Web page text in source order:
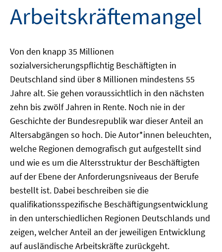
Arbeitskräftemangel
Von den knapp 35 Millionen
sozialversicherungspflichtig Beschäftigten in
Deutschland sind über 8 Millionen mindestens 55
Jahre alt. Sie gehen voraussichtlich in den nächsten
zehn bis zwölf Jahren in Rente. Noch nie in der
Geschichte der Bundesrepublik war dieser Anteil an
Altersabgängen so hoch. Die Autor*innen beleuchten,
welche Regionen demografisch gut aufgestellt sind
und wie es um die Altersstruktur der Beschäftigten
auf der Ebene der Anforderungsniveaus der Berufe
bestellt ist. Dabei beschreiben sie die
qualifikationsspezifische Beschäftigungsentwicklung
in den unterschiedlichen Regionen Deutschlands und
zeigen, welcher Anteil an der jeweiligen Entwicklung
auf ausländische Arbeitskräfte zurückgeht.